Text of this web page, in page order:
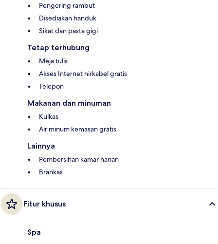
Pengering rambut
Disediakan handuk
Sikat dan pasta gigi
Tetap terhubung
Meja tulis
Akses Internet nirkabel gratis
Telepon
Makanan dan minuman
Kulkas
Air minum kemasan gratis
Lainnya
Pembersihan kamar harian
Brankas
Fitur khusus
Spa